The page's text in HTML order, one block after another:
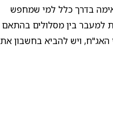
בדרך כלל למי שמחפש
למעבר בין מסלולים בהתאם
האג"ח, ויש להביא בחשבון את